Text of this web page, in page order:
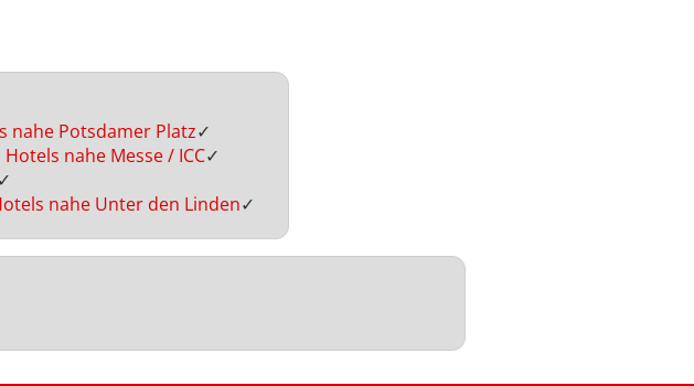
nahe Potsdamer Platz✓
Hotels nahe Messe / ICC✓
✓
nahe Unter den Linden✓